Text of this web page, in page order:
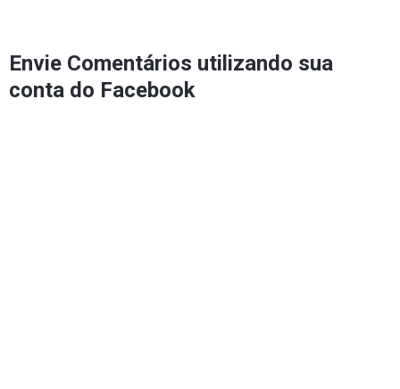
Envie Comentários utilizando sua
conta do Facebook